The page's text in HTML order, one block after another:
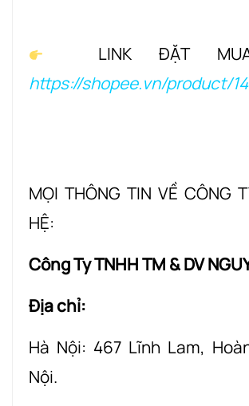
LINK ĐẶT
https://shopee.vn/product/
MỌI THÔNG TIN VỀ CÔNG
HỆ:
Công Ty TNHH TM & DV
Địa chỉ:
Hà Nội: 467 Lĩnh Lam,
Nội.